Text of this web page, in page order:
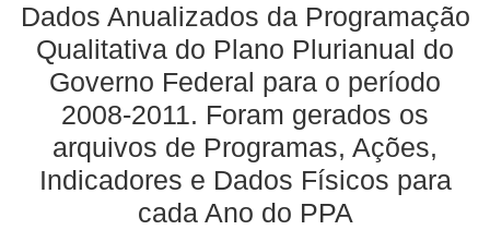
Dados Anualizados da Programação
Qualitativa do Plano Plurianual do
Governo Federal para o período
2008-2011. Foram gerados os
arquivos de Programas, Ações,
Indicadores e Dados Físicos para
cada Ano do PPA